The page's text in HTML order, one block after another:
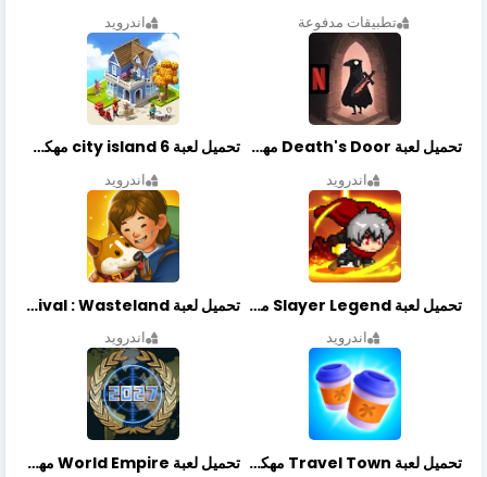
تطبيقات مدفوعة اندرويد
تحميل لعبة Death's Door مهكرة أخر إصدار
اندرويد
تحميل لعبة city island 6 مهكرة أخر إصدار
اندرويد
تحميل لعبة Slayer Legend مهكرة أخر إصدار
اندرويد
تحميل لعبة Merge Survival : Wasteland مهكرة أخر إصدار
اندرويد
تحميل لعبة Travel Town مهكرة أخر إصدار تحميل لعبة World Empire مهكرة أخر إصدار